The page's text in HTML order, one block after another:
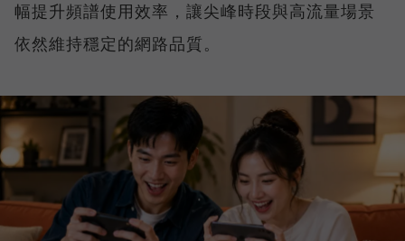
幅提升頻譜使用效率，讓尖峰時段與高流量場景
依然維持穩定的網路品質。